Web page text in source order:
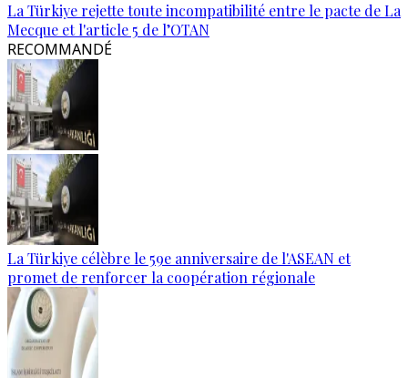
La Türkiye rejette toute incompatibilité entre le pacte de La
Mecque et l'article 5 de l’OTAN
RECOMMANDÉ
La Türkiye célèbre le 59e anniversaire de l'ASEAN et
promet de renforcer la coopération régionale